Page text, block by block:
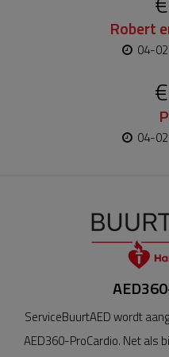
Robert
04-
04-
ServiceBuurtAED wordt
AED360-ProCardio. Net als